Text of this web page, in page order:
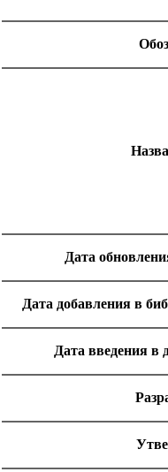
Дата
Дата добавления в
Дата введения в